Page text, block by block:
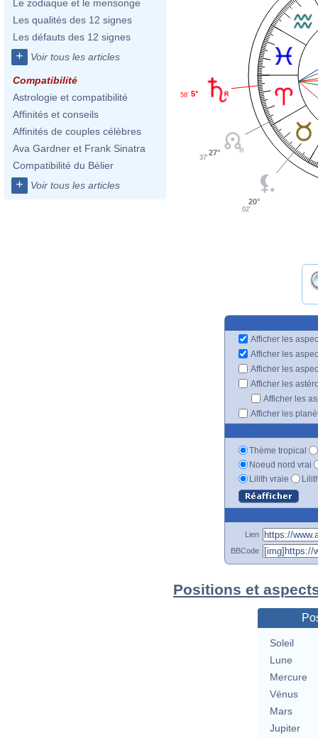
Le zodiaque et le mensonge
Les qualités des 12 signes
Les défauts des 12 signes
+ Voir tous les articles
Compatibilité
Astrologie et compatibilité
Affinités et conseils
Affinités de couples célèbres
Ava Gardner et Frank Sinatra
Compatibilité du Bélier
+ Voir tous les articles
5°
58'
27°
37'
20°
02'
Afficher les
Afficher les
Afficher les
Afficher les
Afficher les
Afficher les
Thème tropical
Noeud nord vrai
Lilith vraie
Lien
BBCode
Positions et
Soleil
Lune
Mercure
Vénus
Mars
Jupiter